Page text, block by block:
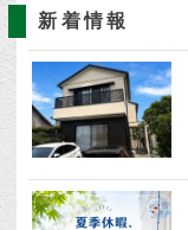
新着情報